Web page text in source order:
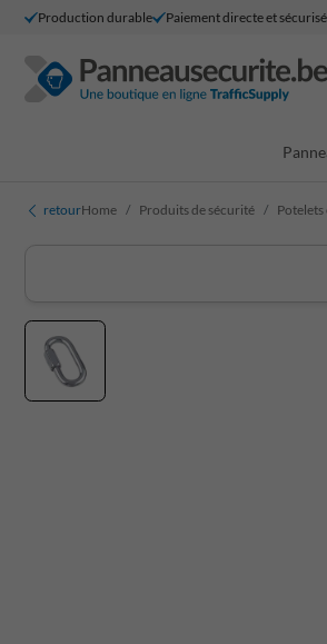
Production durable Paiement directe et sécurisé
retourHome Produits de sécurité Potelets